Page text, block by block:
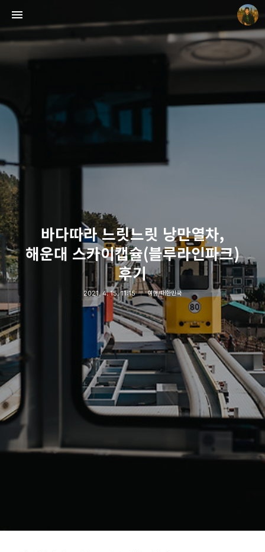
바다따라 느릿느릿 낭만열차,
해운대 스카이캡슐(블루라인파크)
후기
2021. 4. 15. 11:15 여행/대한민국
mistyfriday